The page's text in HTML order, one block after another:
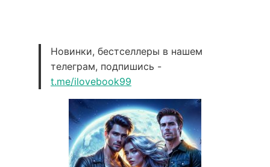
Новинки, бестселлеры в нашем
телеграм, подпишись -
t.me/ilovebook99